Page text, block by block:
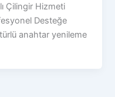
Çilingir Hizmeti
Desteğe
türlü anahtar yenileme